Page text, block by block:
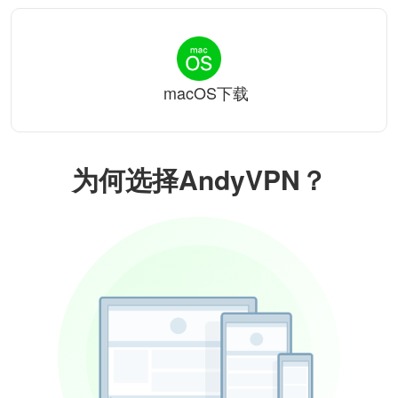
为何选择AndyVPN？
macOS下载